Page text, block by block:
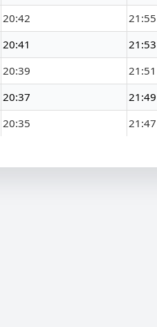
20:42
21:55
20:41
21:53
20:39
21:51
20:37
21:49
20:35 21:47